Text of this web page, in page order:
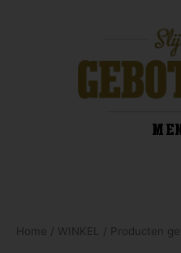
Home / WINKEL / Producten